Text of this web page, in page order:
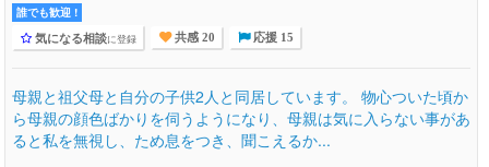
誰でも歓迎 !
気になる相談に登録 共感 20 応援 15
母親と祖父母と自分の子供2人と同居しています。 物心ついた頃か
ら母親の顔色ばかりを伺うようになり、母親は気に入らない事があ
ると私を無視し、ため息をつき、聞こえるか...